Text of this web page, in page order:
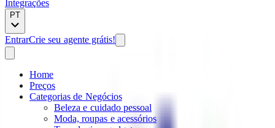
Integrações
PT
EntrarCrie seu agente grátis!
Home
Preços
Categorias de Negócios
Beleza e cuidado pessoal
Moda, roupas e acessórios